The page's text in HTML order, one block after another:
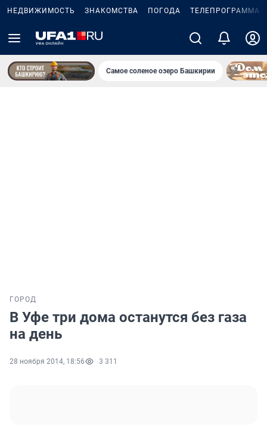
НЕДВИЖИМОСТЬ ЗНАКОМСТВА ПОГОДА ТЕЛЕПРОГРАММА
Самое соленое озеро Башкирии
ГОРОД
В Уфе три дома останутся без газа
на день
28 ноября 2014, 18:56 3 311